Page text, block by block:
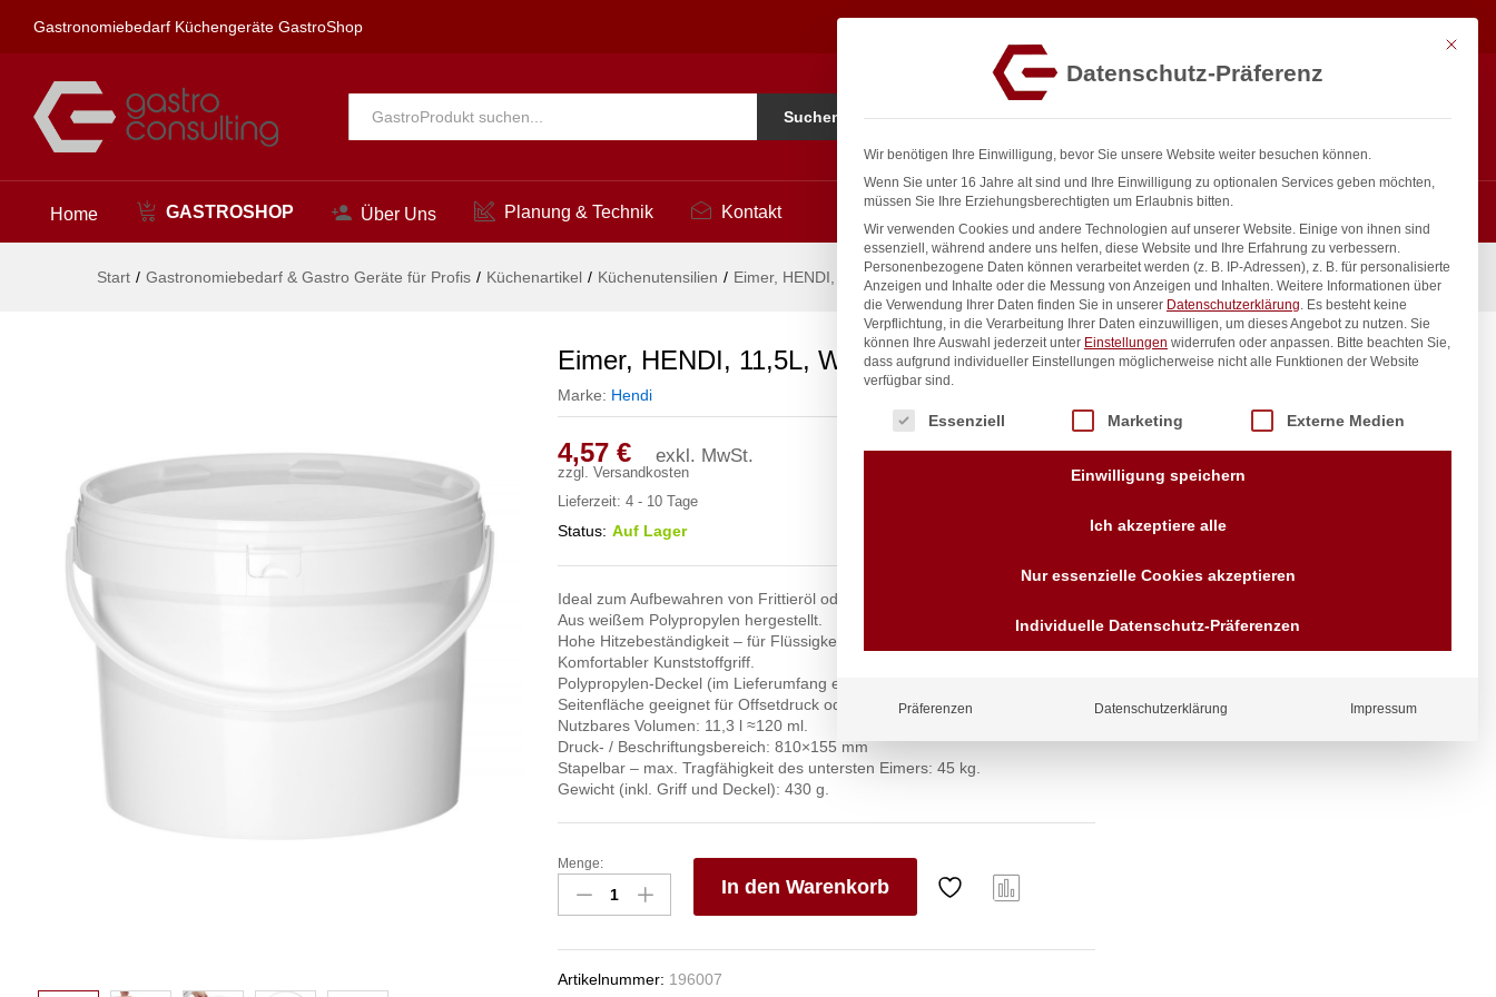
Gastronomiebedarf Küchengeräte GastroShop
Alle Suchen
Home GASTROSHOP Über Uns Planung & Technik Kontakt
Start / Gastronomiebedarf & Gastro Geräte für Profis / Küchenartikel / Küchenutensilien / Eimer, HENDI, 11,5L, Weiß, ø300x(H)230mm
Eimer, HENDI, 11,5L, Weiß, ø300x(H)230mm
Marke: Hendi
4,57 € exkl. MwSt.
zzgl. Versandkosten
Lieferzeit: 4 - 10 Tage
Status: Auf Lager
Ideal zum Aufbewahren von Frittieröl oder Soßen.
Aus weißem Polypropylen hergestellt.
Hohe Hitzebeständigkeit – für Flüssigkeiten im Temperaturbereich 85-95°C.
Komfortabler Kunststoffgriff.
Polypropylen-Deckel (im Lieferumfang enthalten).
Seitenfläche geeignet für Offsetdruck oder Etikettierung.
Nutzbares Volumen: 11,3 l ≈120 ml.
Druck- / Beschriftungsbereich: 810×155 mm
Stapelbar – max. Tragfähigkeit des untersten Eimers: 45 kg.
Gewicht (inkl. Griff und Deckel): 430 g.
Eimer,
HENDI,
11,5L,
Anzahl
Menge:
In den Warenkorb
Artikelnummer: 196007
inkl. / exkl. MwSt.
Anfragen
Wir sind seit über 40 Jahren
für Sie da
Vorrauskasse Paypal,
Kreditkarte, Direkt
Beschreibung
4,57€ exkl. MwSt. In den Warenkorb
Mit
Datenschutz-Präferenz
Wir benötigen Ihre Einwilligung, bevor Sie unsere Website weiter besuchen können.
Wenn Sie unter 16 Jahre alt sind und Ihre Einwilligung zu optionalen Services geben möchten,
müssen Sie Ihre Erziehungsberechtigten um Erlaubnis bitten.
Wir verwenden Cookies und andere Technologien auf unserer Website. Einige von ihnen sind
essenziell, während andere uns helfen, diese Website und Ihre Erfahrung zu verbessern.
Personenbezogene Daten können verarbeitet werden (z. B. IP-Adressen), z. B. für personalisierte
Anzeigen und Inhalte oder die Messung von Anzeigen und Inhalten. Weitere Informationen über
die Verwendung Ihrer Daten finden Sie in unserer Datenschutzerklärung. Es besteht keine
Verpflichtung, in die Verarbeitung Ihrer Daten einzuwilligen, um dieses Angebot zu nutzen. Sie
können Ihre Auswahl jederzeit unter Einstellungen widerrufen oder anpassen. Bitte beachten Sie,
dass aufgrund individueller Einstellungen möglicherweise nicht alle Funktionen der Website
verfügbar sind.
Es folgt eine Liste der Service-Gruppen, für die eine Einwilligung erteilt werden kann.
Essenziell Marketing Externe Medien
Einwilligung speichern
Ich akzeptiere alle
Nur essenzielle Cookies akzeptieren
Individuelle Datenschutz-Präferenzen
Präferenzen Datenschutzerklärung Impressum